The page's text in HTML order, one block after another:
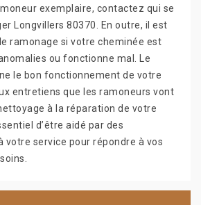
exemplaire, contactez qui se
Longvillers 80370. En outre, il est
ramonage si votre cheminée est
ou fonctionne mal. Le
le bon fonctionnement de votre
entretiens que les ramoneurs vont
à la réparation de votre
d’être aidé par des
votre service pour répondre à vos